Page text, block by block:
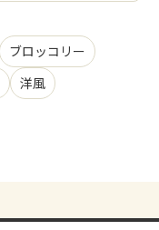
ブロッコリー
洋風